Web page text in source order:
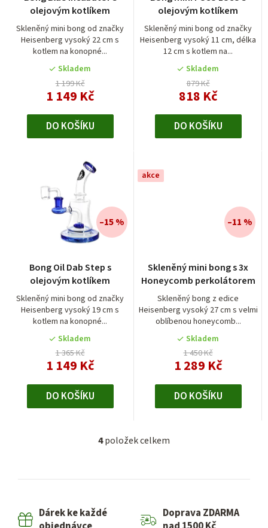
olejovým kotlíkem
Skleněný mini bong od značky
Heisenberg vysoký 22 cm s
kotlem na konopné...
Skladem
1 199 Kč
1 149 Kč
DO KOŠÍKU
olejovým kotlíkem
Skleněný mini bong od značky
Heisenberg vysoký 11 cm, délka
12 cm s kotlem na...
Skladem
879 Kč
818 Kč
DO KOŠÍKU
Bong Oil Dab Step s
olejovým kotlíkem
Skleněný mini bong od značky
Heisenberg vysoký 19 cm s
kotlem na konopné...
Skladem
1 365 Kč
1 149 Kč
–15 %
DO KOŠÍKU
akce
Skleněný mini bong s 3x
Honeycomb perkolátorem
Skleněný bong z edice
Heisenberg vysoký 27 cm s velmi
oblíbenou honeycomb...
Skladem
1 450 Kč
1 289 Kč
–11 %
DO KOŠÍKU
O
l
4položek celkem
Dárek ke každé
Doprava ZDARMA